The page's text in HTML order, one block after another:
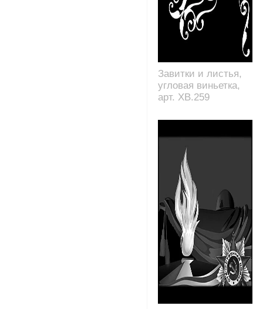
Завитки и листья,
угловая виньетка,
арт. XB.259